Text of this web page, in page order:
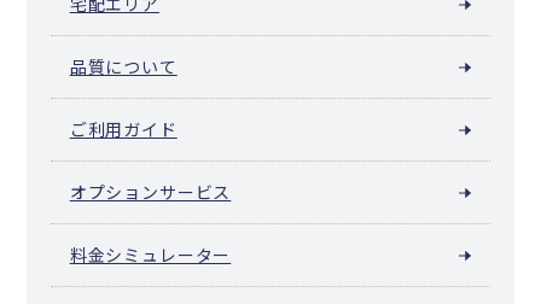
品質について
ご利用ガイド
オプションサービス
料金シミュレーター